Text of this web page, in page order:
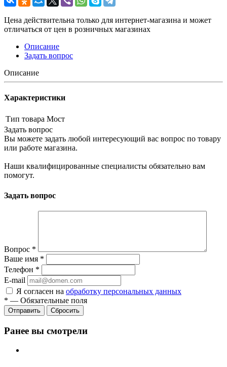
Цена действительна только для интернет-магазина и может
отличаться от цен в розничных магазинах
Описание
Задать вопрос
Описание
Характеристики
Тип товара Мост
Задать вопрос
Вы можете задать любой интересующий вас вопрос по товару
или работе магазина.
Наши квалифицированные специалисты обязательно вам
помогут.
Задать вопрос
Вопрос *
Ваше имя *
Телефон *
E-mail
Я согласен на обработку персональных данных
* — Обязательные поля
Сбросить
Ранее вы смотрели